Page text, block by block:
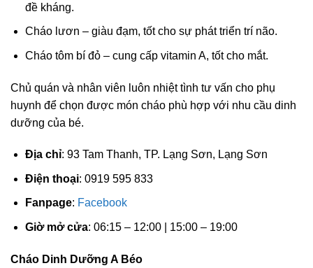
đề kháng.
Cháo lươn – giàu đạm, tốt cho sự phát triển trí não.
Cháo tôm bí đỏ – cung cấp vitamin A, tốt cho mắt.
Chủ quán và nhân viên luôn nhiệt tình tư vấn cho phụ
huynh để chọn được món cháo phù hợp với nhu cầu dinh
dưỡng của bé.
Địa chỉ: 93 Tam Thanh, TP. Lạng Sơn, Lạng Sơn
Điện thoại: 0919 595 833
Fanpage: Facebook
Giờ mở cửa: 06:15 – 12:00 | 15:00 – 19:00
Cháo Dinh Dưỡng A Béo